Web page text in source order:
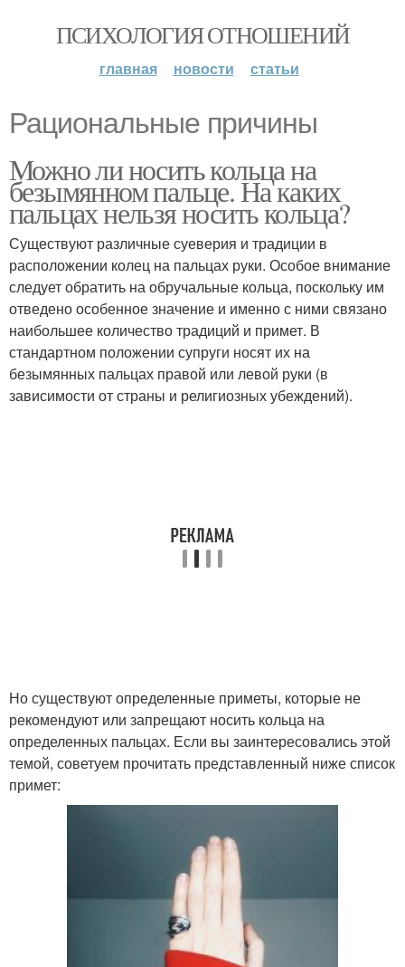
ПСИХОЛОГИЯ ОТНОШЕНИЙ
главная новости статьи
Рациональные причины
Можно ли носить кольца на
безымянном пальце. На каких
пальцах нельзя носить кольца?
Существуют различные суеверия и традиции в
расположении колец на пальцах руки. Особое внимание
следует обратить на обручальные кольца, поскольку им
отведено особенное значение и именно с ними связано
наибольшее количество традиций и примет. В
стандартном положении супруги носят их на
безымянных пальцах правой или левой руки (в
зависимости от страны и религиозных убеждений).
Но существуют определенные приметы, которые не
рекомендуют или запрещают носить кольца на
определенных пальцах. Если вы заинтересовались этой
темой, советуем прочитать представленный ниже список
примет: